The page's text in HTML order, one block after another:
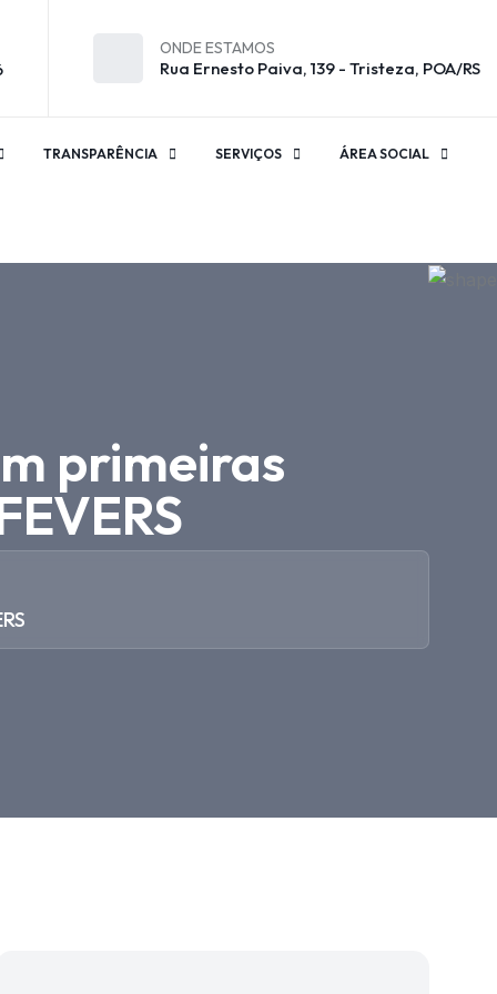
ONDE ESTAMOS
Rua Ernesto Paiva, 139 - Tristeza, POA/RS
TRANSPARÊNCIA SERVIÇOS ÁREA SOCIAL
primeiras